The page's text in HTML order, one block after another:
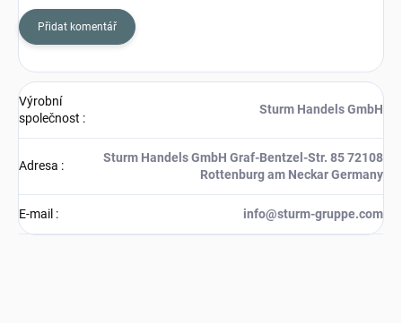
Přidat komentář
Výrobní
společnost :
Sturm Handels GmbH
Adresa :
Sturm Handels GmbH Graf-Bentzel-Str. 85 72108
Rottenburg am Neckar Germany
E-mail : info@sturm-gruppe.com